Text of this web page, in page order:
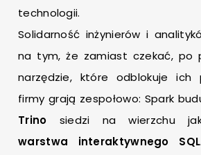
technologii.
Solidarność inżynierów i
na tym, że zamiast czekać, po
narzędzie, które odblokuje ich
firmy grają zespołowo: Spark
Trino siedzi na wierzchu
warstwa interaktywnego SQL